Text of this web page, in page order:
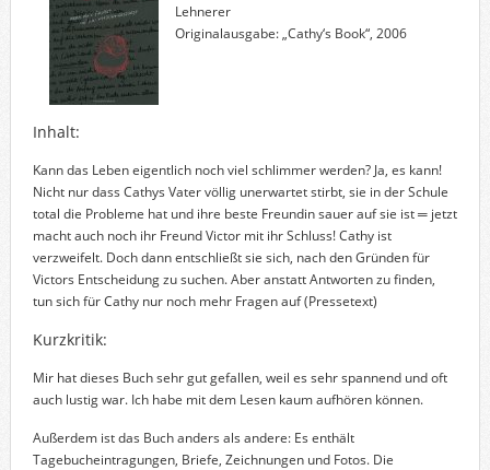
Lehnerer
Originalausgabe: „Cathy‘s Book“, 2006
Inhalt:
Kann das Leben eigentlich noch viel schlimmer werden? Ja, es kann!
Nicht nur dass Cathys Vater völlig unerwartet stirbt, sie in der Schule
total die Probleme hat und ihre beste Freundin sauer auf sie ist ═ jetzt
macht auch noch ihr Freund Victor mit ihr Schluss! Cathy ist
verzweifelt. Doch dann entschließt sie sich, nach den Gründen für
Victors Entscheidung zu suchen. Aber anstatt Antworten zu finden,
tun sich für Cathy nur noch mehr Fragen auf(Pressetext)
Kurzkritik:
Mir hat dieses Buch sehr gut gefallen, weil es sehr spannend und oft
auch lustig war. Ich habe mit dem Lesen kaum aufhören können.
Außerdem ist das Buch anders als andere: Es enthält
Tagebucheintragungen, Briefe, Zeichnungen und Fotos. Die